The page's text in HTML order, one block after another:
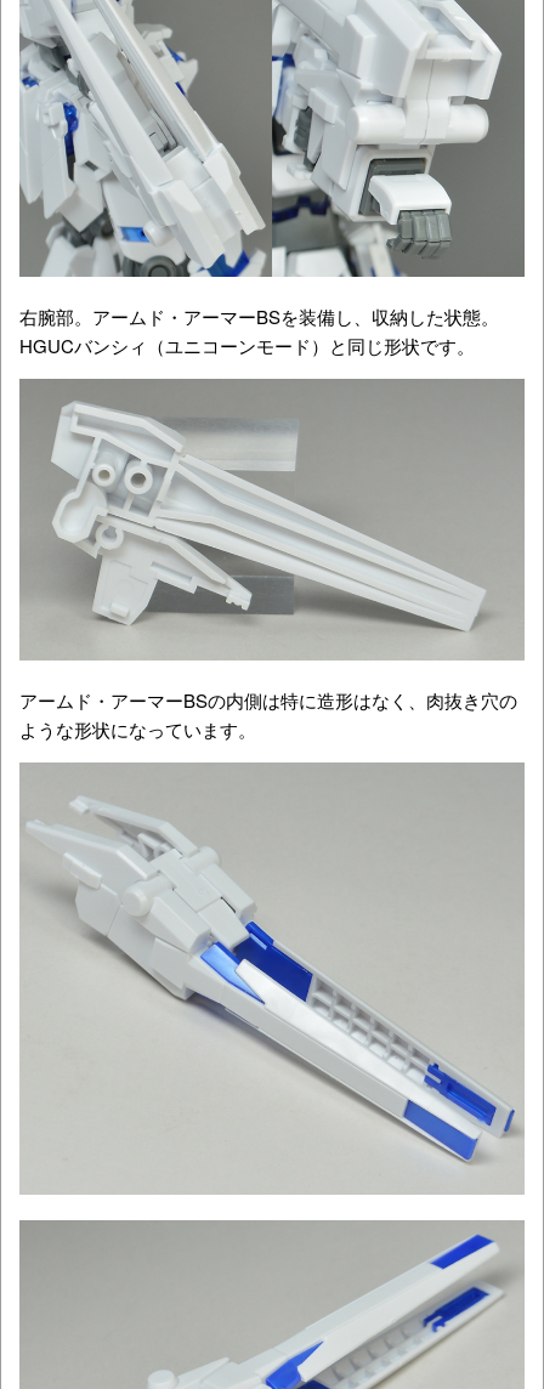
右腕部。アームド・アーマーBSを装備し、収納した状態。
HGUCバンシィ（ユニコーンモード）と同じ形状です。
アームド・アーマーBSの内側は特に造形はなく、肉抜き穴の
ような形状になっています。